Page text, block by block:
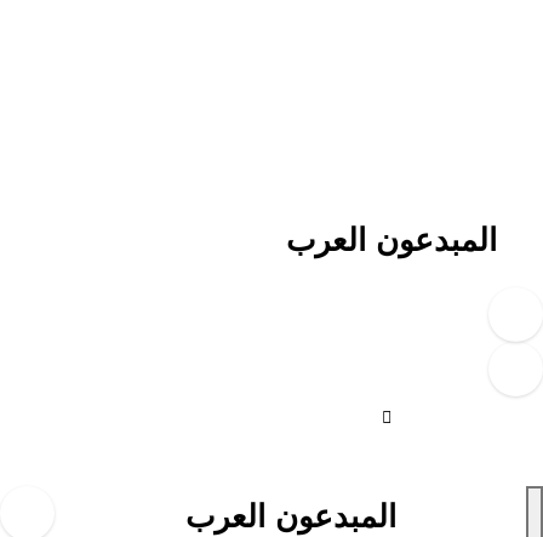
المبدعون العرب
المبدعون العرب